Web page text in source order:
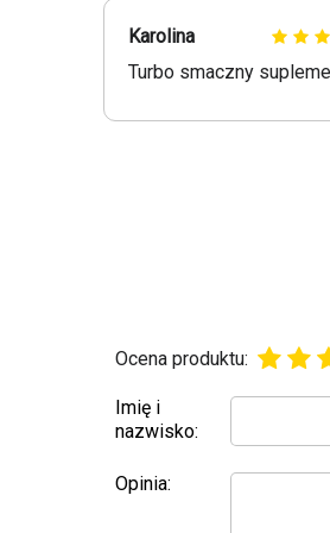
Karolina
Turbo smaczny
Ocena produktu:
Imię i
nazwisko:
Opinia: